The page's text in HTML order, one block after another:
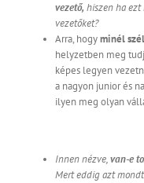
vezető, hiszen ha
vezetőket?
Arra, hogyminél
helyzetben meg
képes legyen
a nagyon junior és
ilyen meg olyan
Innen nézve,van-e
Mert eddig azt